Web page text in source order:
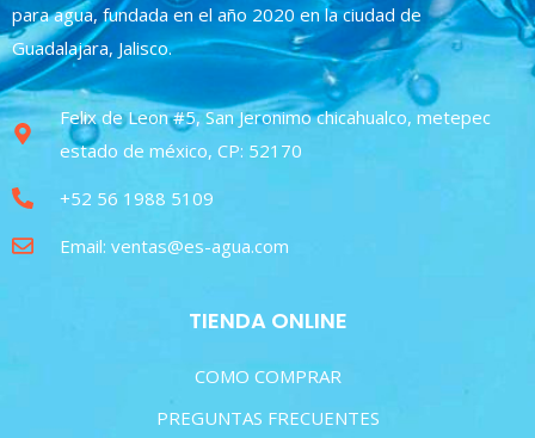
para agua, fundada en el año 2020 en la ciudad de
Guadalajara, Jalisco.
Felix de Leon #5, San Jeronimo chicahualco, metepec
estado de méxico, CP: 52170
+52 56 1988 5109
Email: ventas@es-agua.com
TIENDA ONLINE
COMO COMPRAR
PREGUNTAS FRECUENTES